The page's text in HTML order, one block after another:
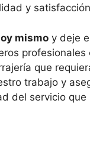
y
mismo y deje
profesionales
que
trabajo y
del servicio que